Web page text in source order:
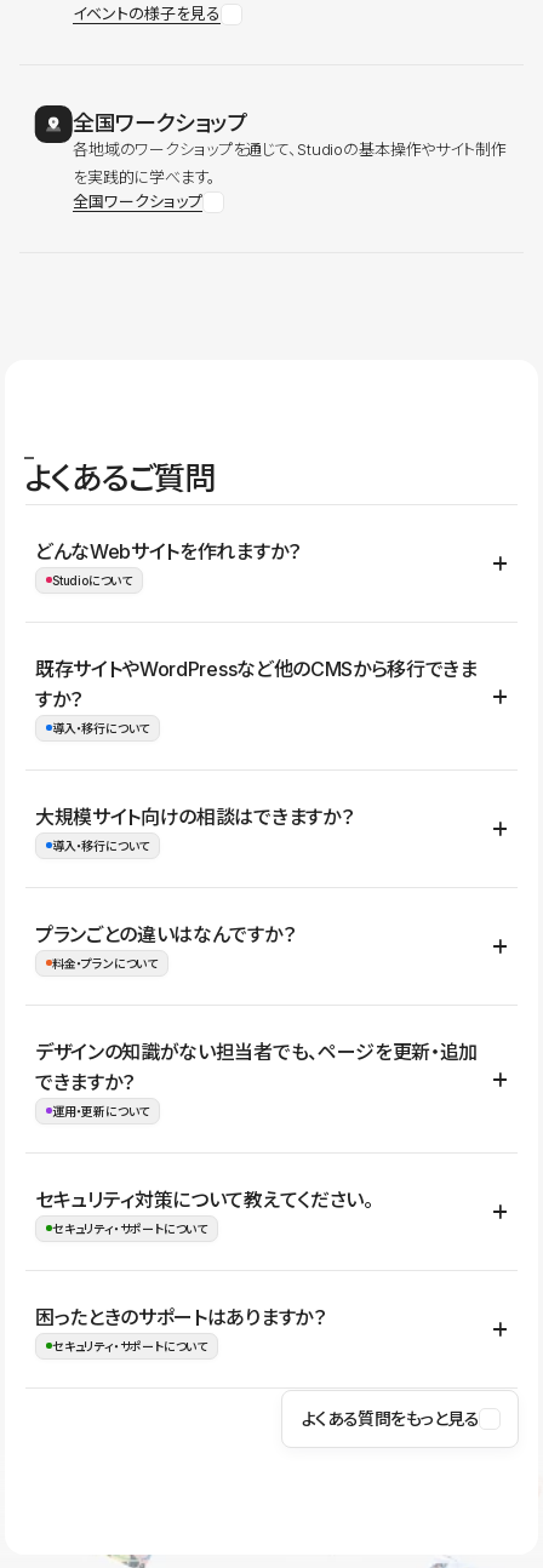
イベントの様子を見る
全国ワークショップ
各地域のワークショップを通じて、Studioの基本操作やサイト制作
を実践的に学べます。
全国ワークショップ
よくあるご質問
どんなWebサイトを作れますか？
Studioについて
コーポレートサイト、サービスサイト、LP、採用サイト、ブロ
グ・メディア、イベントサイト、店舗・商品紹介サイト、ポートフ
ォリオなど幅広く制作できます。
既存サイトやWordPressなど他のCMSから移行できま
すか？
導入・移行について
はい。既存サイトの構成やコンテンツ、URLを整理したうえで、
Studio上に再構築する形で移行できます。 WordPressの場合は、
イト全体のデザインや設定がそのまま移行されるわけではないた
め、移行後にページ構成やデザイン、CMS設計、URL・リダイレク
大規模サイト向けの相談はできますか？
導入・移行について
はい。アクセス規模が大きいサイトや、複数部門での運用、権限管
理、セキュリティ確認、既存システムとの連携など、個別の要件が
ない段階でも、お問い合わせください。
お問合せはこちら
プランごとの違いはなんですか？
料金・プランについて
公開ページ数、バージョン履歴の期間、CMS利用数の上限、権限
管理の有無などがプランごとに異なります。詳しくは料金プランペ
ージをご覧ください。
デザインの知識がない担当者でも、ページを更新・追加
できますか？
運用・更新について
はい。CMSやコンポーネントを活用して更新範囲を設計しておく
ことで、デザインを崩しにくい状態で運用できます。 さらにコン
ながらレイアウトに影響を与えずに更新作業を進めやすくなりま
す。
セキュリティ対策について教えてください。
セキュリティ・サポートについて
Studioでは、公開サイトやサービスを安全に利用できるよう、通信
の暗号化、データ保護、アクセス管理、脆弱性対策など、複数の観
はSSL/TLSによる通信暗号化に対応しており、悪質なスクリプトの
困ったときのサポートはありますか？
セキュリティ・サポートについて
操作方法や機能については、ヘルプセンターでご確認いただけま
ユーザー同士で質問・相談できるコミュニティもご利用ください。
よくある質問をもっと見る